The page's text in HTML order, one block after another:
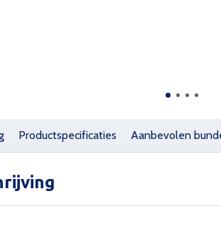
Productspecificaties Aanbevolen